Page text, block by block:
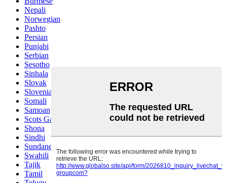
Nepali
Norwegian
Pashto
Persian
Punjabi
Serbian
Sesotho
Sinhala
Slovak
Slovenian
Somali
Samoan
Scots Gaelic
Shona
Sindhi
Sundanese
Swahili
Tajik
Tamil